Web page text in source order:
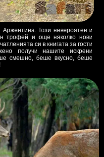
Този невероятен и
трофей и още няколко нови
си в книгата за гости
получи нашите искрени
смешно, беше вкусно, беше